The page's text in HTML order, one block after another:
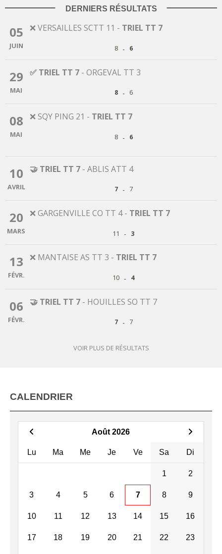
DERNIERS RÉSULTATS
05
JUIN
❌ VERSAILLES SCTT 11 - TRIEL TT 7
8 - 6
29
MAI
✅ TRIEL TT 7 - ORGEVAL TT 3
8 - 6
08
MAI
❌ SQY PING 21 - TRIEL TT 7
8 - 6
10
AVRIL
🤝 TRIEL TT 7 - ABLIS ATT 4
7 - 7
20
MARS
❌ GARGENVILLE CO TT 4- TRIEL TT 7
11 - 3
13
FÉVR.
❌ MANTAISE AS TT 3 - TRIEL TT 7
10 - 4
06
FÉVR.
🤝 TRIEL TT 7 - HOUILLES SO TT 7
7 - 7
VOIR PLUS DE RÉSULTATS
CALENDRIER
Août 2026
Lu Ma Me Je Ve Sa Di
1 2
3 4 5 6 7 8 9
10 11 12 13 14 15 16
17 18 19 20 21 22 23